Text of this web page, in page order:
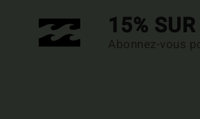
15%
Abonnez-vous